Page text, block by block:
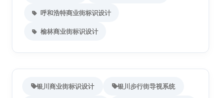
呼和浩特商业街标识设计
榆林商业街标识设计
银川商业街标识设计 银川步行街导视系统